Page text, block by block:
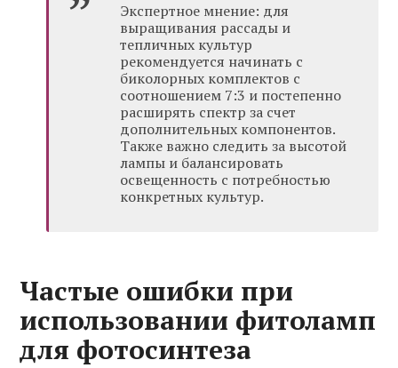
Экспертное мнение: для
выращивания рассады и
тепличных культур
рекомендуется начинать с
биколорных комплектов с
соотношением 7:3 и постепенно
расширять спектр за счет
дополнительных компонентов.
Также важно следить за высотой
лампы и балансировать
освещенность с потребностью
конкретных культур.
Частые ошибки при
использовании фитоламп
для фотосинтеза